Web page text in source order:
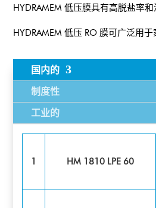
HYDRAMEM 低压膜具有高脱盐率和
HYDRAMEM 低压 RO 膜可广泛用于
国内的
制度性
工业的
1 HM 1810 LPE 60